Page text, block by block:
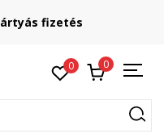
fizetés
0 0